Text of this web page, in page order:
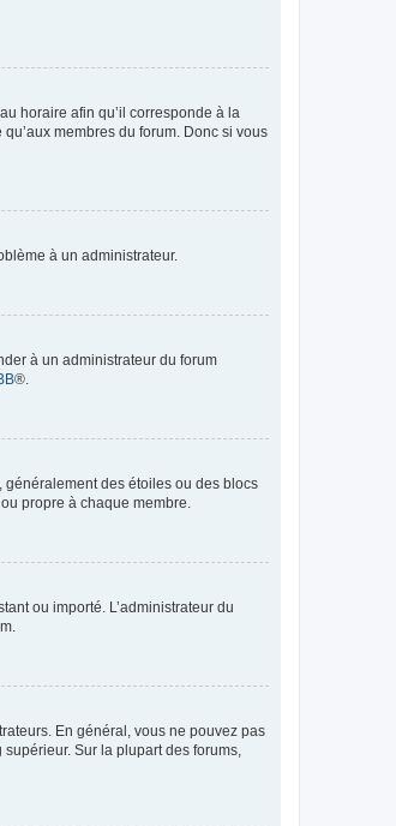
horaire afin qu’il corresponde à la
membres du forum. Donc si vous
à un administrateur.
à un administrateur du forum
®.
généralement des étoiles ou des blocs
propre à chaque membre.
ou importé. L’administrateur du
En général, vous ne pouvez pas
Sur la plupart des forums,